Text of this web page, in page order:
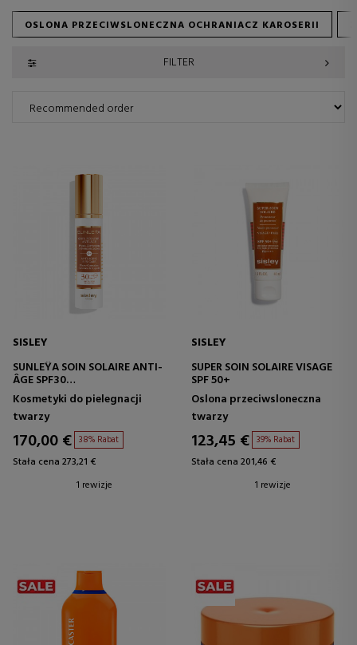
OSLONA PRZECIWSLONECZNA OCHRANIACZ KAROSERII
FILTER
SISLEY
SUNLEŸA SOIN SOLAIRE ANTI-
ÂGE SPF30
KREM OCHRONNY
PRZECIWSTARZENIOWY
Kosmetyki do pielegnacji
twarzy
170,00 € 38% Rabat
Stała cena 273,21 €
1 rewizje
SISLEY
SUPER SOIN SOLAIRE VISAGE
SPF 50+
Oslona przeciwsloneczna
twarzy
123,45 € 39% Rabat
Stała cena 201,46 €
1 rewizje